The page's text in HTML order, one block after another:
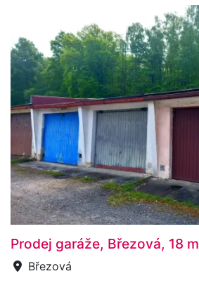
Prodej garáže, Březová, 18 m
Březová